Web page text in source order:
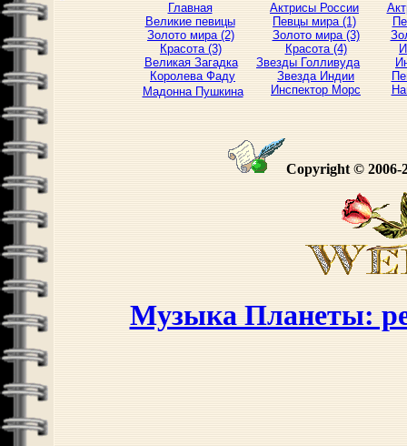
Главная Актрисы России
Великие певицы
Певцы мира (1)
Золото мира (2)
Золото мира (3)
Красота (3)
Красота (4)
Великая Загадка
Звезды Голливуда
Королева Фаду
Звезда Индии
Мадонна Пушкина
Инспектор Морс
Музыка Планеты:
Copyright © 2006-